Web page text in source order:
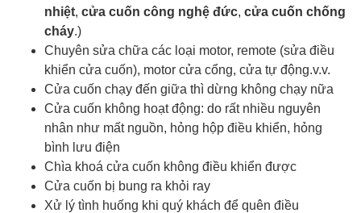
nhiệt, cửa cuốn công nghệ đức, cửa cuốn chống
cháy.)
Chuyên sửa chữa các loại motor, remote (sửa điều
khiển cửa cuốn), motor cửa cổng, cửa tự động.v.v.
Cửa cuốn chạy đến giữa thì dừng không chạy nữa
Cửa cuốn không hoạt động: do rất nhiều nguyên
nhân như mất nguồn, hỏng hộp điều khiển, hỏng
bình lưu điện
Chìa khoá cửa cuốn không điều khiển được
Cửa cuốn bị bung ra khỏi ray
Xử lý tình huống khi quý khách để quên điều